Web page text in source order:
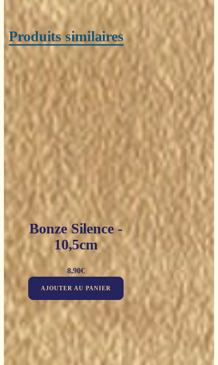
Produits similaires
Bonze Silence -
10,5cm
8,90€
AJOUTER AU PANIER